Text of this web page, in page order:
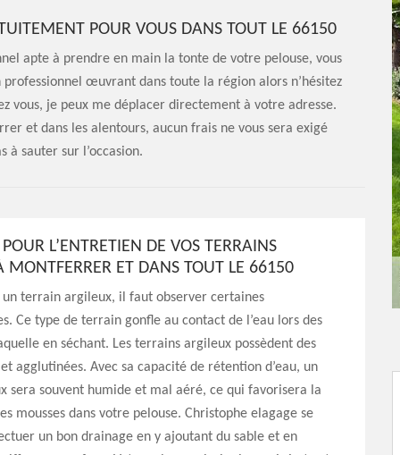
POUR VOUS DANS TOUT LE 66150
apte à prendre en main la tonte de votre pelouse, vous
œuvrant dans toute la région alors n’hésitez
vous, je peux me déplacer directement à votre adresse.
et dans les alentours, aucun frais ne vous sera exigé
à sauter sur l’occasion.
L’ENTRETIEN DE VOS TERRAINS
MONTFERRER ET DANS TOUT LE 66150
terrain argileux, il faut observer certaines
Ce type de terrain gonfle au contact de l’eau lors des
en séchant. Les terrains argileux possèdent des
agglutinées. Avec sa capacité de rétention d’eau, un
sera souvent humide et mal aéré, ce qui favorisera la
mousses dans votre pelouse. Christophe elagage se
un bon drainage en y ajoutant du sable et en